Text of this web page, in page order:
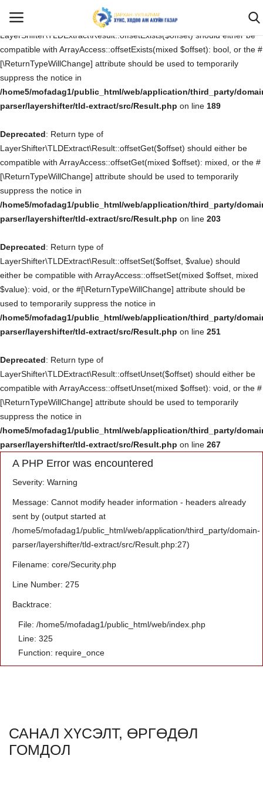
Deprecated
: Return type of
LayerShifter\TLDExtract\Result::offsetExists($offset) should either be
compatible with ArrayAccess::offsetExists(mixed $offset): bool, or the #
[\ReturnTypeWillChange] attribute should be used to temporarily
suppress the notice in
/home5/mofadag1/public_html/web/application/third_party/
parser/layershifter/tld-extract/src/Result.php on line 189
Deprecated: Return type of
LayerShifter\TLDExtract\Result::offsetGet($offset) should either be
compatible with ArrayAccess::offsetGet(mixed $offset): mixed, or the #
[\ReturnTypeWillChange] attribute should be used to temporarily
suppress the notice in
/home5/mofadag1/public_html/web/application/third_party/
parser/layershifter/tld-extract/src/Result.php on line 203
Deprecated: Return type of
LayerShifter\TLDExtract\Result::offsetSet($offset, $value) should
either be compatible with ArrayAccess::offsetSet(mixed $offset, mixed
$value): void, or the #[\ReturnTypeWillChange] attribute should be
used to temporarily suppress the notice in
/home5/mofadag1/public_html/web/application/third_party/
parser/layershifter/tld-extract/src/Result.php on line 251
Deprecated: Return type of
LayerShifter\TLDExtract\Result::offsetUnset($offset) should either be
compatible with ArrayAccess::offsetUnset(mixed $offset): void, or the #
[\ReturnTypeWillChange] attribute should be used to temporarily
suppress the notice in
/home5/mofadag1/public_html/web/application/third_party/
parser/layershifter/tld-extract/src/Result.php on line 267
A PHP Error was encountered
Severity: Warning
Message: Cannot modify header information - headers already
sent by (output started at
/home5/mofadag1/public_html/web/application/third_party/domain-
parser/layershifter/tld-extract/src/Result.php:27)
Filename: core/Security.php
Line Number: 275
Backtrace:
File: /home5/mofadag1/public_html/web/index.php
Line: 325
Function: require_once
Нэвтрэх Бүртгүүлэх
Эхлэх
САНАЛ ХҮСЭЛТ, ӨРГӨДӨЛ ГОМДОЛ
Бидний тухай
Мэдээ мэдээлэл
Ил тод байдал
Хууль тогтоомж
Үйлчилгээ
Төсөл хөтөлбөр
САНАЛ ХҮСЭЛТ, ӨРГӨДӨЛ
ГОМДОЛ